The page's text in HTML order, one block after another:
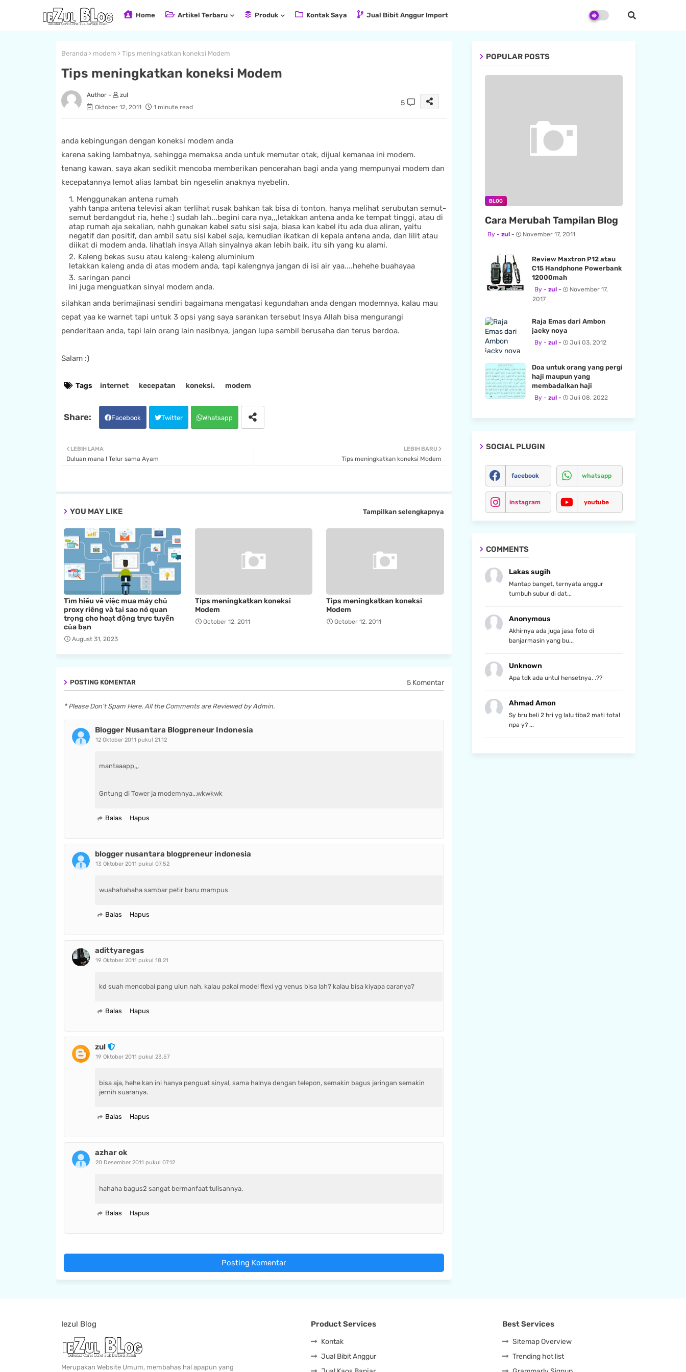
Home Artikel Terbaru Produk Kontak Saya Jual Bibit Anggur Import
Beranda modem Tips meningkatkan koneksi Modem
Tips meningkatkan koneksi Modem
zul
Oktober 12, 2011
1 minute read
5
anda kebingungan dengan koneksi modem anda
karena saking lambatnya, sehingga memaksa anda untuk memutar otak, dijual kemanaa ini modem.
tenang kawan, saya akan sedikit mencoba memberikan pencerahan bagi anda yang mempunyai modem dan
kecepatannya lemot alias lambat bin ngeselin anaknya nyebelin.
Menggunakan antena rumah
yahh tanpa antena televisi akan terlihat rusak bahkan tak bisa di tonton, hanya melihat serubutan semut-
semut berdangdut ria, hehe :) sudah lah...begini cara nya,,,letakkan antena anda ke tempat tinggi, atau di
atap rumah aja sekalian, nahh gunakan kabel satu sisi saja, biasa kan kabel itu ada dua aliran, yaitu
negatif dan positif, dan ambil satu sisi kabel saja, kemudian ikatkan di kepala antena anda, dan lilit atau
diikat di modem anda. lihatlah insya Allah sinyalnya akan lebih baik. itu sih yang ku alami.
Kaleng bekas susu atau kaleng-kaleng aluminium
letakkan kaleng anda di atas modem anda, tapi kalengnya jangan di isi air yaa....hehehe buahayaa
saringan panci
ini juga menguatkan sinyal modem anda.
silahkan anda berimajinasi sendiri bagaimana mengatasi kegundahan anda dengan modemnya, kalau mau
cepat yaa ke warnet tapi untuk 3 opsi yang saya sarankan tersebut Insya Allah bisa mengurangi
penderitaan anda, tapi lain orang lain nasibnya, jangan lupa sambil berusaha dan terus berdoa.
Salam :)
Tags internet kecepatan koneksi. modem
Facebook Twitter Whatsapp
LEBIH BARU
Tips meningkatkan koneksi Modem
LEBIH LAMA
Duluan mana ! Telur sama Ayam
YOU MAY LIKE Tampilkan selengkapnya
Tìm hiểu về việc mua máy chủ
proxy riêng và tại sao nó quan
trọng cho hoạt động trực tuyến
của bạn
August 31, 2023
Tips meningkatkan koneksi
Modem
October 12, 2011
Tips meningkatkan koneksi
Modem
October 12, 2011
POSTING KOMENTAR 5 Komentar
* Please Don't Spam Here. All the Comments are Reviewed by Admin.
Blogger Nusantara Blogpreneur Indonesia
12 Oktober 2011 pukul 21.12
mantaaapp,,,
Gntung di Tower ja modemnya,,,wkwkwk
Balas Hapus
blogger nusantara blogpreneur indonesia
13 Oktober 2011 pukul 07.52
wuahahahaha sambar petir baru mampus
Balas Hapus
adittyaregas
19 Oktober 2011 pukul 18.21
kd suah mencobai pang ulun nah, kalau pakai model flexi yg venus bisa lah? kalau bisa kiyapa caranya?
Balas Hapus
zul
19 Oktober 2011 pukul 23.57
bisa aja, hehe kan ini hanya penguat sinyal, sama halnya dengan telepon, semakin bagus jaringan semakin
jernih suaranya.
Balas Hapus
azhar ok
20 Desember 2011 pukul 07.12
hahaha bagus2 sangat bermanfaat tulisannya.
Balas Hapus
Posting Komentar
POPULAR POSTS
BLOG
Cara Merubah Tampilan Blog
zul November 17, 2011
Review Maxtron P12 atau
C15 Handphone Powerbank
12000mah
zul
November 17,
2017
Raja Emas dari Ambon
jacky noya
zul Juli 03, 2012
Doa untuk orang yang pergi
haji maupun yang
membadalkan haji
zul Juli 08, 2022
SOCIAL PLUGIN
facebook whatsapp
instagram youtube
COMMENTS
Lakas sugih
Mantap banget, ternyata anggur
tumbuh subur di dat...
Anonymous
Akhirnya ada juga jasa foto di
banjarmasin yang bu...
Unknown
Apa tdk ada untul hensetnya. .??
Ahmad Amon
Sy bru beli 2 hri yg lalu tiba2 mati total
npa y? ...
Iezul Blog
Merupakan Website Umum, membahas hal apapun yang
Product Services
Kontak
Jual Bibit Anggur
Best Services
Sitemap Overview
Trending hot list